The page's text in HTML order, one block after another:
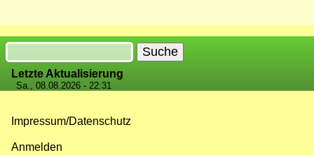
Suche
Letzte Aktualisierung
Sa., 08.08.2026 - 22:31
Impressum/Datenschutz
Anmelden